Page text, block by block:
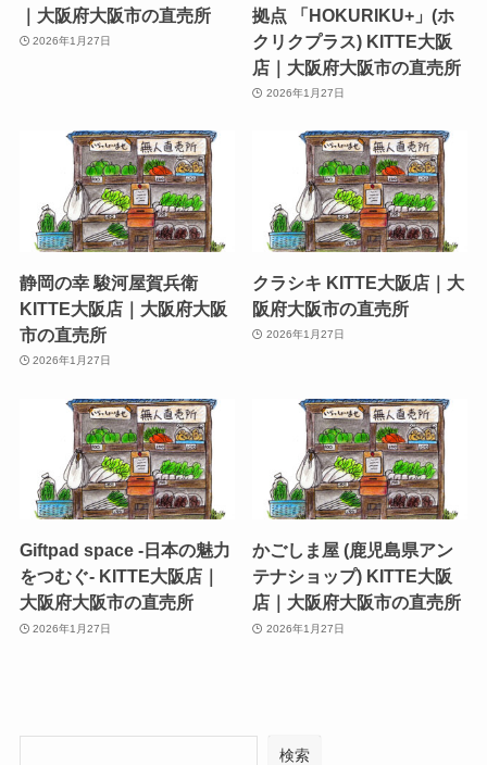
｜大阪府大阪市の直売所
2026年1月27日
拠点 「HOKURIKU+」(ホ
クリクプラス) KITTE大阪
店｜大阪府大阪市の直売所
2026年1月27日
静岡の幸 駿河屋賀兵衛
KITTE大阪店｜大阪府大阪
市の直売所
2026年1月27日
クラシキ KITTE大阪店｜大
阪府大阪市の直売所
2026年1月27日
Giftpad space -日本の魅力
をつむぐ- KITTE大阪店｜
大阪府大阪市の直売所
2026年1月27日
かごしま屋 (鹿児島県アン
テナショップ) KITTE大阪
店｜大阪府大阪市の直売所
2026年1月27日
検索